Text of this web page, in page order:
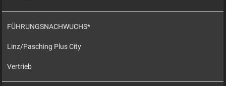
FÜHRUNGSNACHWUCHS*
Linz/Pasching Plus City
Vertrieb